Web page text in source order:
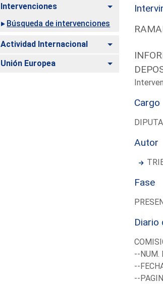
Intervenciones
Alternar
Búsqueda de intervenciones
Actividad Internacional Alternar
Unión Europea Alternar
Cargo
Autor
Fase
Diario
--NUM.
--
--